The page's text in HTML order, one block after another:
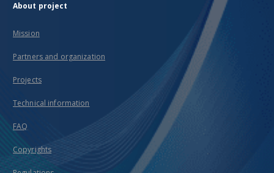
About project
Mission
Partners and organization
Projects
Technical information
FAQ
Copyrights